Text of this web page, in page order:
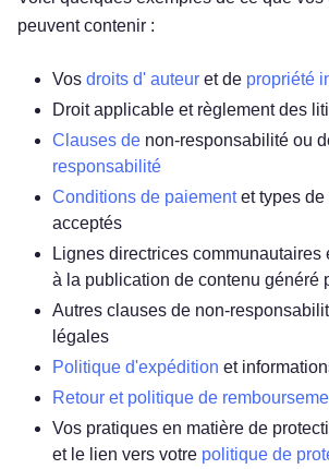
peuvent contenir :
Vos droits d' auteur et de propriété
Droit applicable et règlement des
Clauses de non-responsabilité ou
responsabilité
Conditions de paiementet types de
acceptés
Lignes directrices communautaires
à la publication de contenu généré
Autres clauses de non-
légales
Politique d'expédition et
Retour et politique de
Vos pratiques en matière de
et le lien vers votre politique de